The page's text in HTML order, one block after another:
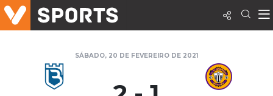
SÁBADO, 20 DE FEVEREIRO DE 2021